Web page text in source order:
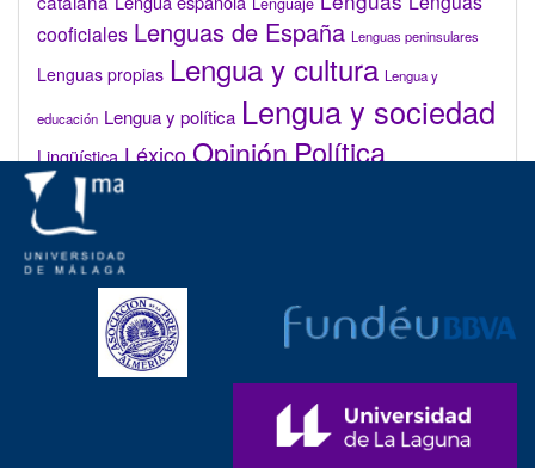
cooficiales Lenguas de España Lenguas peninsulares
Lenguas propias Lengua y cultura Lengua y
educación Lengua y política Lengua y sociedad
Lingüística LéxicoOpiniónPolítica
lingüística
Valenciano
Administrar